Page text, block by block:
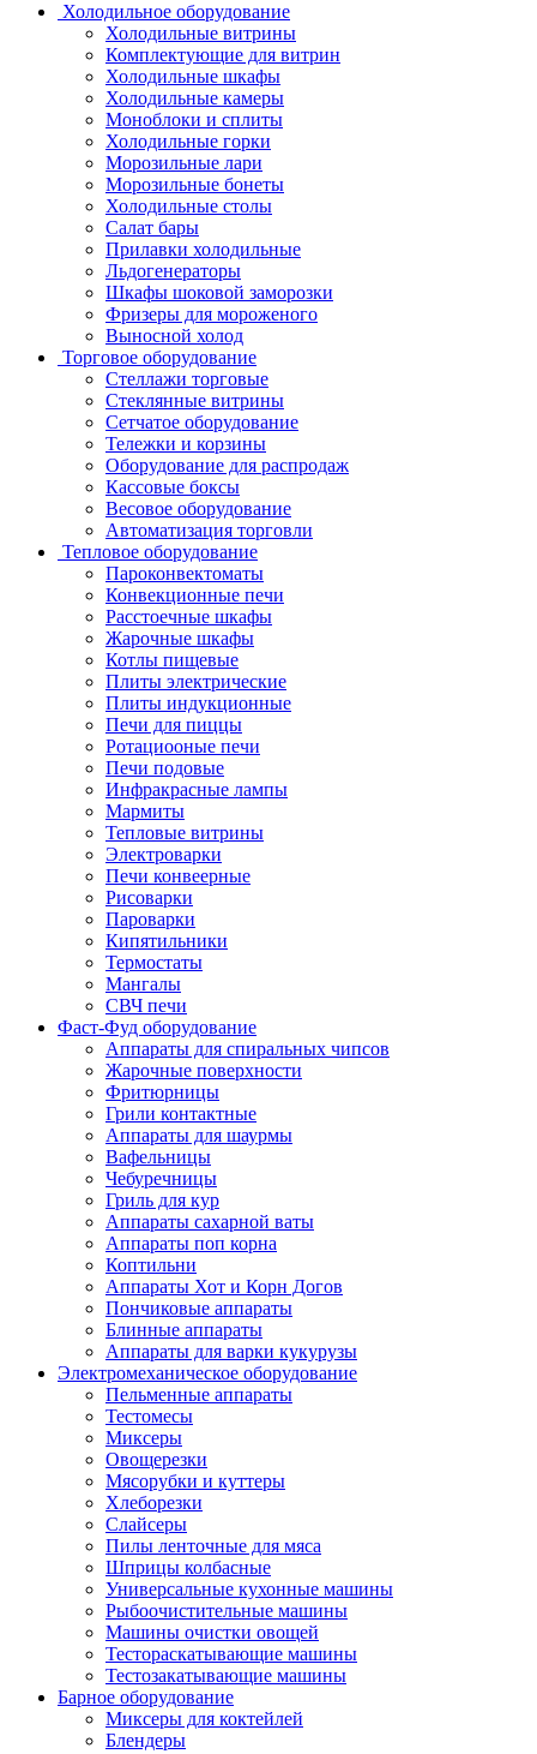
Холодильное оборудование
Холодильные витрины
Комплектующие для витрин
Холодильные шкафы
Холодильные камеры
Моноблоки и сплиты
Холодильные горки
Морозильные лари
Морозильные бонеты
Холодильные столы
Салат бары
Прилавки холодильные
Льдогенераторы
Шкафы шоковой заморозки
Фризеры для мороженого
Выносной холод
Торговое оборудование
Стеллажи торговые
Стеклянные витрины
Сетчатое оборудование
Тележки и корзины
Оборудование для распродаж
Кассовые боксы
Весовое оборудование
Автоматизация торговли
Тепловое оборудование
Пароконвектоматы
Конвекционные печи
Расстоечные шкафы
Жарочные шкафы
Котлы пищевые
Плиты электрические
Плиты индукционные
Печи для пиццы
Ротациооные печи
Печи подовые
Инфракрасные лампы
Мармиты
Тепловые витрины
Электроварки
Печи конвеерные
Рисоварки
Пароварки
Кипятильники
Термостаты
Мангалы
СВЧ печи
Фаст-Фуд оборудование
Аппараты для спиральных чипсов
Жарочные поверхности
Фритюрницы
Грили контактные
Аппараты для шаурмы
Вафельницы
Чебуречницы
Гриль для кур
Аппараты сахарной ваты
Аппараты поп корна
Коптильни
Аппараты Хот и Корн Догов
Пончиковые аппараты
Блинные аппараты
Аппараты для варки кукурузы
Электромеханическое оборудование
Пельменные аппараты
Тестомесы
Миксеры
Овощерезки
Мясорубки и куттеры
Хлеборезки
Слайсеры
Пилы ленточные для мяса
Шприцы колбасные
Универсальные кухонные машины
Рыбоочистительные машины
Машины очистки овощей
Тестораскатывающие машины
Тестозакатывающие машины
Барное оборудование
Миксеры для коктейлей
Блендеры